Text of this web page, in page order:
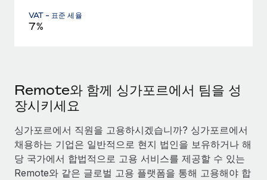
VAT - 표준 세율
7%
Remote와 함께 싱가포르에서 팀을 성
장시키세요
싱가포르에서 직원을 고용하시겠습니까? 싱가포르에서
채용하는 기업은 일반적으로 현지 법인을 보유하거나 해
당 국가에서 합법적으로 고용 서비스를 제공할 수 있는
Remote와 같은 글로벌 고용 플랫폼을 통해 고용해야 합